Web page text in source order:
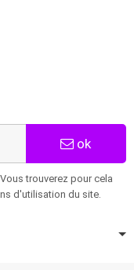
ok
trouverez pour cela
d'utilisation du site.